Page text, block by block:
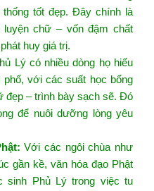
tốt đẹp. Đây chính là
chữ – vốn đậm chất
huy giá trị.
Lý có nhiều dòng họ hiếu
với các suất học bổng
đẹp – trình bày sạch sẽ. Đó
để nuôi dưỡng lòng yêu
Với các ngôi chùa như
gần kề, văn hóa đạo Phật
sinh Phủ Lý trong việc tu